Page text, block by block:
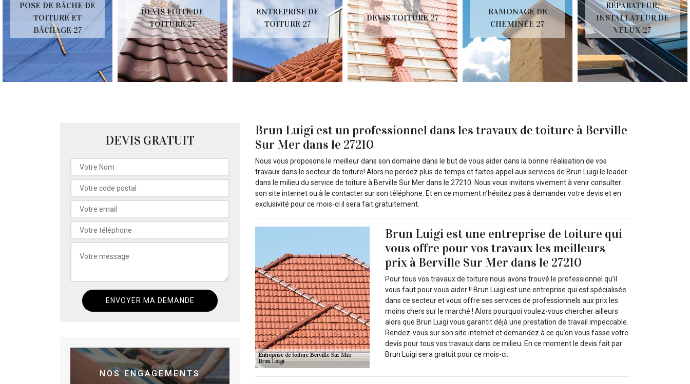
POSE DE BÂCHE DE
TOITURE ET
BÂCHAGE 27
DEVIS FUITE DE
TOITURE 27
ENTREPRISE DE
TOITURE 27
DEVIS TOITURE 27
RAMONAGE DE
CHEMINÉE 27
RÉPARATEUR,
INSTALLATEUR DE
VELUX 27
DEVIS GRATUIT
NOS ENGAGEMENTS
Brun Luigi est un professionnel dans les travaux de toiture à Berville
Sur Mer dans le 27210
Nous vous proposons le meilleur dans son domaine dans le but de vous aider dans la bonne réalisation de vos
travaux dans le secteur de toiture! Alors ne perdez plus de temps et faites appel aux services de Brun Luigi le leader
dans le milieu du service de toiture à Berville Sur Mer dans le 27210. Nous vous invitons vivement à venir consulter
son site internet ou à le contacter sur son téléphone. Et en ce moment n’hésitez pas à demander votre devis et en
exclusivité pour ce mois-ci il sera fait gratuitement.
Brun Luigi est une entreprise de toiture qui
vous offre pour vos travaux les meilleurs
prix à Berville Sur Mer dans le 27210
Pour tous vos travaux de toiture nous avons trouvé le professionnel qu’il
vous faut pour vous aider !! Brun Luigi est une entreprise qui est spécialisée
dans ce secteur et vous offre ses services de professionnels aux prix les
moins chers sur le marché ! Alors pourquoi voulez-vous chercher ailleurs
alors que Brun Luigi vous garantit déjà une prestation de travail impeccable.
Rendez-vous sur son site internet et demandez à ce qu’on vous fasse votre
devis pour tous vos travaux dans ce milieu. En ce moment le devis fait par
Brun Luigi sera gratuit pour ce mois-ci.